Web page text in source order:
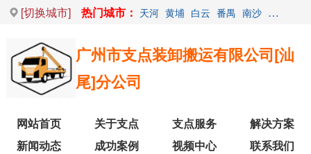
[切换城市] 热门城市： 天河 黄埔 白云 番禺 南沙 荔湾
广州市支点装卸搬运有限公司[汕
尾]分公司
网站首页 关于支点 支点服务
解决方案
新闻动态
成功案例 视频中心 联系我们